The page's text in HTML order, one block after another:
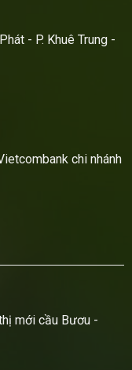
- P. Khuê Trung -
chi nhánh
mới cầu Bươu -